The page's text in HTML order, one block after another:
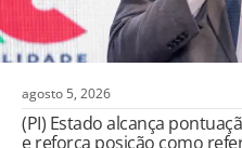
agosto 5, 2026
(PI) Estado alcança
e reforça posição como